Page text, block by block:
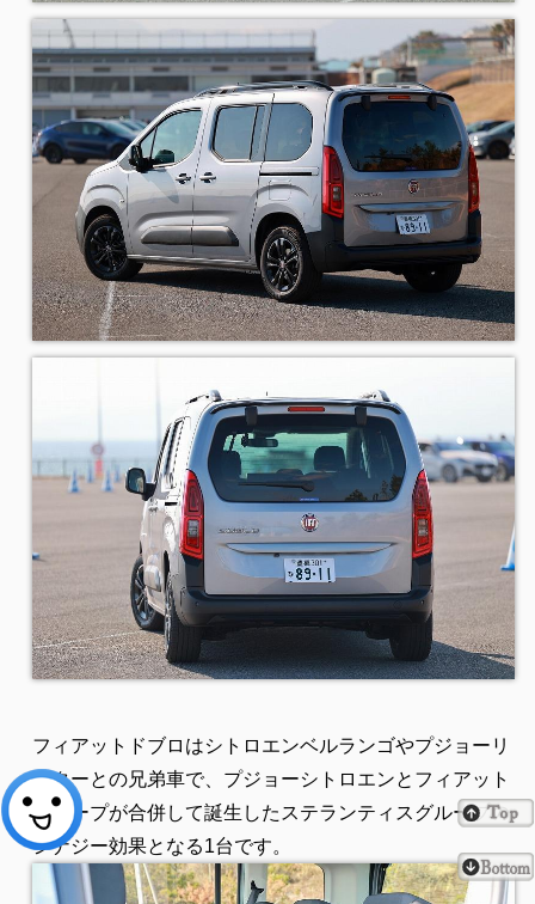
フィアットドブロはシトロエンベルランゴやプジョーリ
フターとの兄弟車で、プジョーシトロエンとフィアット
グループが合併して誕生したステランティスグループの
シナジー効果となる1台です。